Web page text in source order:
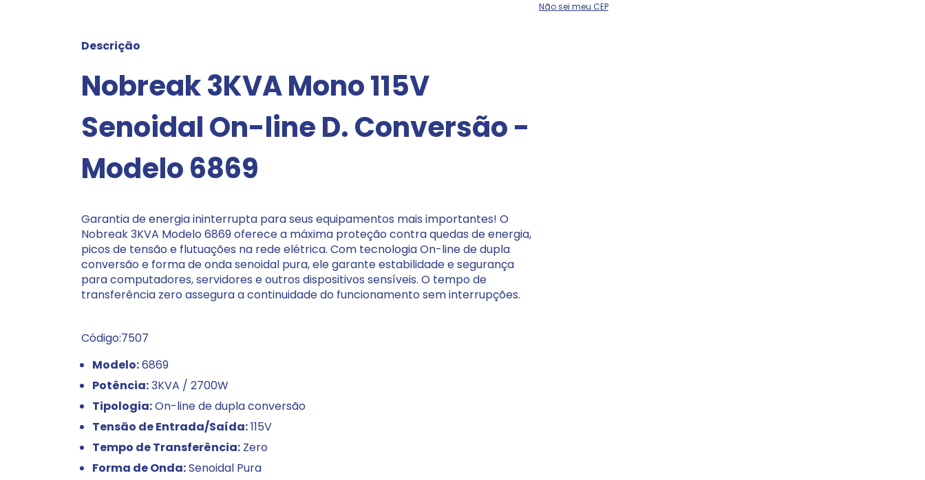
Não sei meu CEP
Descrição
Nobreak 3KVA Mono 115V
Senoidal On-line D. Conversão -
Modelo 6869
Garantia de energia ininterrupta para seus equipamentos mais importantes! O
Nobreak 3KVA Modelo 6869 oferece a máxima proteção contra quedas de energia,
picos de tensão e flutuações na rede elétrica. Com tecnologia On-line de dupla
conversão e forma de onda senoidal pura, ele garante estabilidade e segurança
para computadores, servidores e outros dispositivos sensíveis. O tempo de
transferência zero assegura a continuidade do funcionamento sem interrupções.
Código:7507
Modelo:6869
Potência:3KVA / 2700W
Tipologia:On-line de dupla conversão
Tensão de Entrada/Saída:115V
Tempo de Transferência: Zero
Forma de Onda:Senoidal Pura